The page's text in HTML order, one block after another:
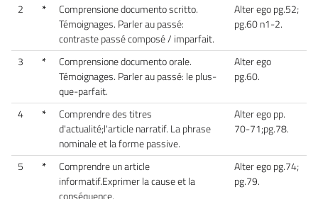
2 *
Comprensione documento scritto.
Témoignages. Parler au passé:
contraste passé composé / imparfait.
Alter ego pg.52;
pg.60 n1-2.
3 *
Comprensione documento orale.
Témoignages. Parler au passé: le plus-
que-parfait.
Alter ego
pg.60.
4 *
Comprendre des titres
d'actualité;l'article narratif. La phrase
nominale et la forme passive.
Alter ego pp.
70-71;pg.78.
5 *
Comprendre un article
informatif.Exprimer la cause et la
Alter ego pg.74;
pg.79.